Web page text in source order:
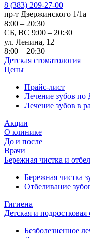
8 (383) 209-27-00
пр-т Дзержинского 1/1а
8:00 – 20:30
СБ, ВС 9:00 – 20:30
ул. Ленина, 12
8:00 – 20:30
Детская стоматология
Цены
Прайс-лист
Лечение зубов
Лечение зубов в
Акции
О клинике
До и после
Врачи
Бережная чистка и
Бережная чистка
Отбеливание
Гигиена
Детская и подростковая
Безболезненное